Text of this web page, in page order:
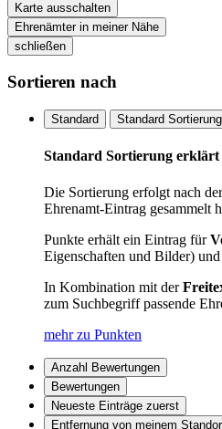
Karte ausschalten
Ehrenämter in meiner Nähe
schließen
Sortieren nach
Standard Standard
Standard Sortierung erklärt
Die Sortierung erfolgt nach
Ehrenamt-Eintrag gesammelt
Punkte erhält ein Eintrag für
Eigenschaften und Bilder) und
In Kombination mit der
zum Suchbegriff passende
mehr zu Punkten
Anzahl Bewertungen
Bewertungen
Neueste Einträge zuerst
Entfernung von meinem